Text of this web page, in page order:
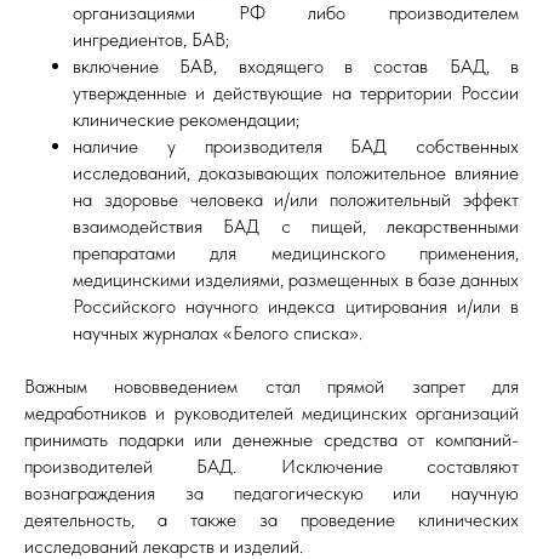
организациями РФ либо производителем
ингредиентов, БАВ;
включение БАВ, входящего в состав БАД, в
утвержденные и действующие на территории России
клинические рекомендации;
наличие у производителя БАД собственных
исследований, доказывающих положительное влияние
на здоровье человека и/или положительный эффект
взаимодействия БАД с пищей, лекарственными
препаратами для медицинского применения,
медицинскими изделиями, размещенных в базе данных
Российского научного индекса цитирования и/или в
научных журналах «Белого списка».
Важным нововведением стал прямой запрет для
медработников и руководителей медицинских организаций
принимать подарки или денежные средства от компаний-
производителей БАД. Исключение составляют
вознаграждения за педагогическую или научную
деятельность, а также за проведение клинических
исследований лекарств и изделий.